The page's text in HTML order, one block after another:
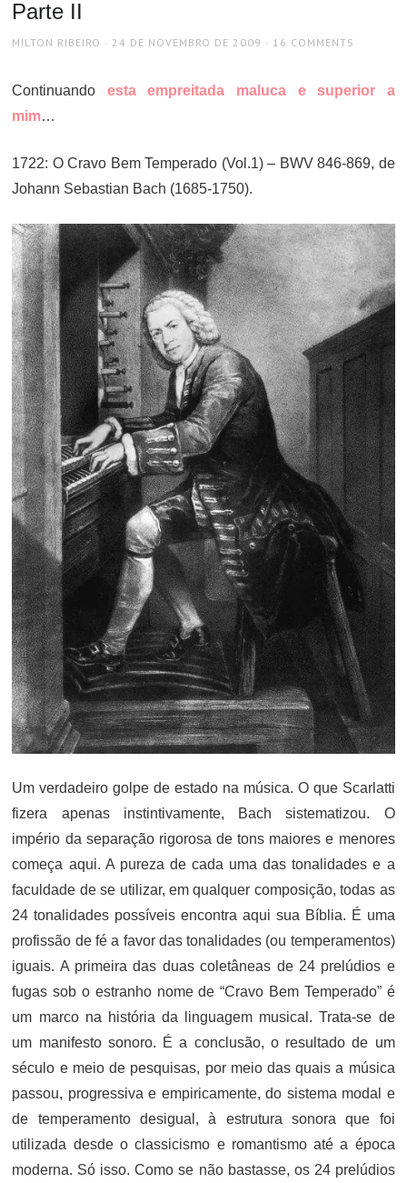
Parte II
AUTHOR
MILTON RIBEIRO
POSTED
24 DE NOVEMBRO DE 2009 16 COMMENTS
Continuando esta empreitada maluca e superior a
mim…
1722: O Cravo Bem Temperado (Vol.1) – BWV 846-869, de
Johann Sebastian Bach (1685-1750).
Um verdadeiro golpe de estado na música. O que Scarlatti
fizera apenas instintivamente, Bach sistematizou. O
império da separação rigorosa de tons maiores e menores
começa aqui. A pureza de cada uma das tonalidades e a
faculdade de se utilizar, em qualquer composição, todas as
24 tonalidades possíveis encontra aqui sua Bíblia. É uma
profissão de fé a favor das tonalidades (ou temperamentos)
iguais. A primeira das duas coletâneas de 24 prelúdios e
fugas sob o estranho nome de “Cravo Bem Temperado” é
um marco na história da linguagem musical. Trata-se de
um manifesto sonoro. É a conclusão, o resultado de um
século e meio de pesquisas, por meio das quais a música
passou, progressiva e empiricamente, do sistema modal e
de temperamento desigual, à estrutura sonora que foi
utilizada desde o classicismo e romantismo até a época
moderna. Só isso. Como se não bastasse, os 24 prelúdios